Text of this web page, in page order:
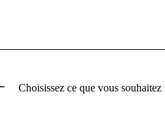
Choisissez ce que vous souhaitez